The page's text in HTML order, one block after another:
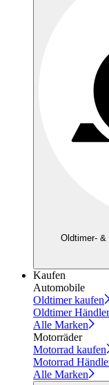
Oldtimer- &
Kaufen
Automobile
Oldtimer kaufen
Oldtimer Händler
Alle Marken
Motorräder
Motorrad kaufen
Motorrad
Alle Marken